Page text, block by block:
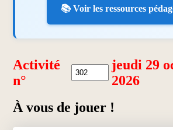
📚 Voir les ressources
Activité
n°
jeudi 29
2026
À vous de jouer !